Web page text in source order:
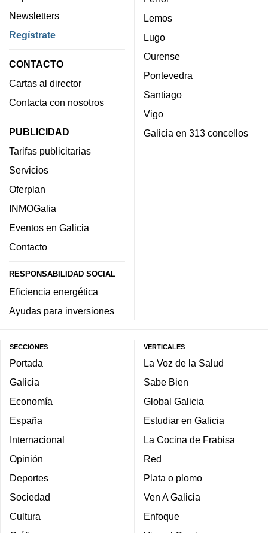
Newsletters
Regístrate
CONTACTO
Cartas al director
Contacta con nosotros
PUBLICIDAD
Tarifas publicitarias
Servicios
Oferplan
INMOGalia
Eventos en Galicia
Contacto
RESPONSABILIDAD SOCIAL
Eficiencia energética
Ayudas para inversiones
Lemos
Lugo
Ourense
Pontevedra
Santiago
Vigo
Galicia en 313 concellos
SECCIONES
Portada
Galicia
Economía
España
Internacional
Opinión
Deportes
Sociedad
Cultura
VERTICALES
La Voz de la Salud
Sabe Bien
Global Galicia
Estudiar en Galicia
La Cocina de Frabisa
Red
Plata o plomo
Ven A Galicia
Enfoque